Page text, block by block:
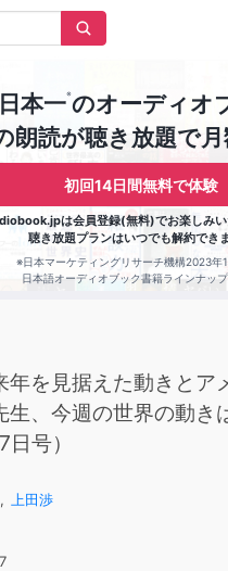
日本一※のオーディオ
朗読が聴き放題で
初回14日間無料で体験
は会員登録(無料)でお楽しみい
聴き放題プランはいつでも解約できま
※日本マーケティングリサーチ機構2023年
日本語オーディオブック書籍ラインナッ
年を見据えた動きとア
、今週の世界の動き
号）
,
上田渉